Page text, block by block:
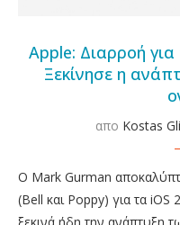
Apple: Διαρροή για
Ξεκίνησε η
απο Kostas
Ο Mark Gurman
(Bell και Poppy) για τα